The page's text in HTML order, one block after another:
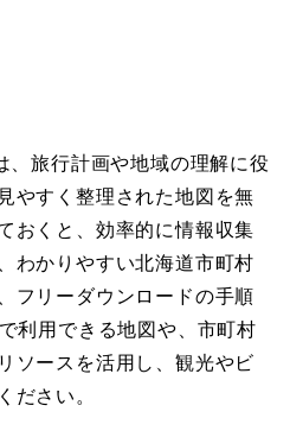
、旅行計画や地域の理解に役
やすく整理された地図を無
おくと、効率的に情報収集
わかりやすい北海道市町村
フリーダウンロードの手順
利用できる地図や、市町村
ソースを活用し、観光やビ
ださい。